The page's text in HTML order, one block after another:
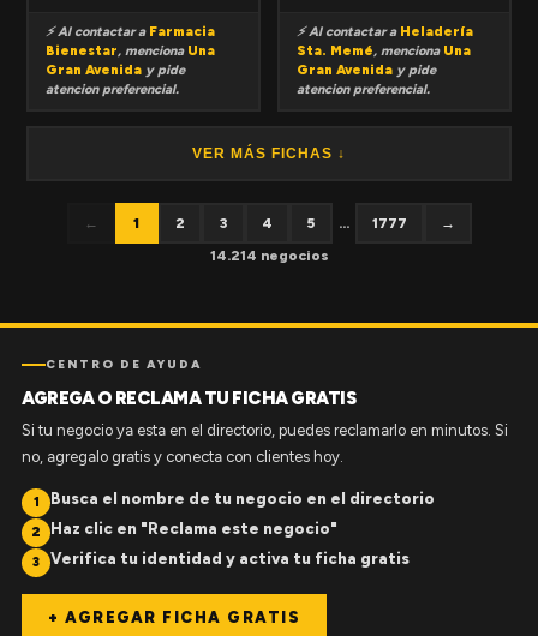
⚡ Al contactar a Farmacia
Bienestar, menciona Una
Gran Avenida y pide
atencion preferencial.
⚡ Al contactar a Heladería
Sta. Memé, menciona Una
Gran Avenida y pide
atencion preferencial.
VER MÁS FICHAS ↓
← 1 2 3 4 5 ... 1777
→
14.214 negocios
CENTRO DE AYUDA
AGREGA O RECLAMA TU FICHA GRATIS
Si tu negocio ya esta en el directorio, puedes reclamarlo en minutos. Si
no, agregalo gratis y conecta con clientes hoy.
1 Busca el nombre de tu negocio en el directorio
2 Haz clic en "Reclama este negocio"
3 Verifica tu identidad y activa tu ficha gratis
+ AGREGAR FICHA GRATIS